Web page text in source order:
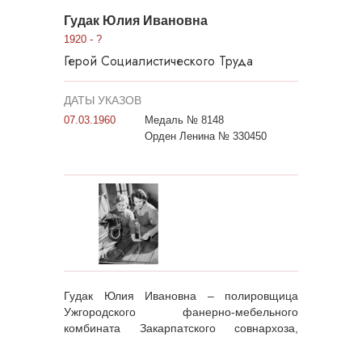
Гудак Юлия Ивановна
1920 - ?
Герой Социалистического Труда
ДАТЫ УКАЗОВ
07.03.1960
Медаль № 8148
Орден Ленина № 330450
Гудак Юлия Ивановна – полировщица
Ужгородского фанерно-мебельного
комбината Закарпатского совнархоза,